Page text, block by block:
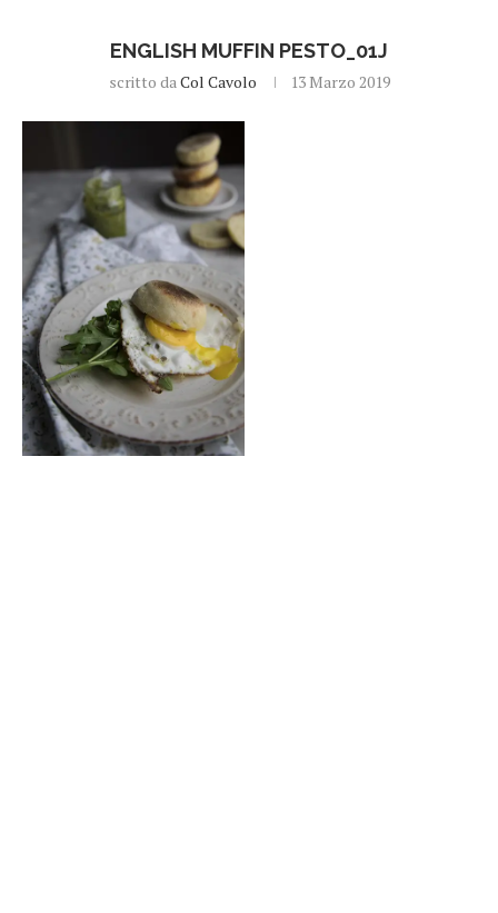
ENGLISH MUFFIN PESTO_01J
scritto daCol Cavolo 13 Marzo 2019